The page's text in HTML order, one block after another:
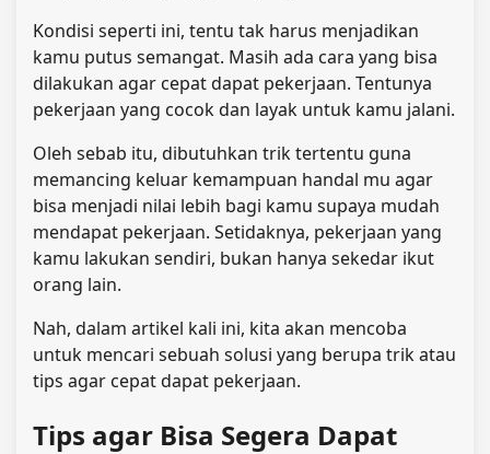
Kondisi seperti ini, tentu tak harus menjadikan
kamu putus semangat. Masih ada cara yang bisa
dilakukan agar cepat dapat pekerjaan. Tentunya
pekerjaan yang cocok dan layak untuk kamu jalani.
Oleh sebab itu, dibutuhkan trik tertentu guna
memancing keluar kemampuan handal mu agar
bisa menjadi nilai lebih bagi kamu supaya mudah
mendapat pekerjaan. Setidaknya, pekerjaan yang
kamu lakukan sendiri, bukan hanya sekedar ikut
orang lain.
Nah, dalam artikel kali ini, kita akan mencoba
untuk mencari sebuah solusi yang berupa trik atau
tips agar cepat dapat pekerjaan.
Tips agar Bisa Segera Dapat